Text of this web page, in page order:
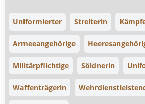
Uniformierter Streiterin
Armeeangehörige
Militärpflichtige Söldnerin
Waffenträgerin